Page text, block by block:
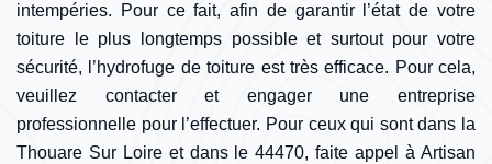
intempéries. Pour ce fait, afin de garantir l’état de votre
toiture le plus longtemps possible et surtout pour votre
sécurité, l’hydrofuge de toiture est très efficace. Pour cela,
veuillez contacter et engager une entreprise
professionnelle pour l’effectuer. Pour ceux qui sont dans la
Thouare Sur Loire et dans le 44470, faite appel à Artisan